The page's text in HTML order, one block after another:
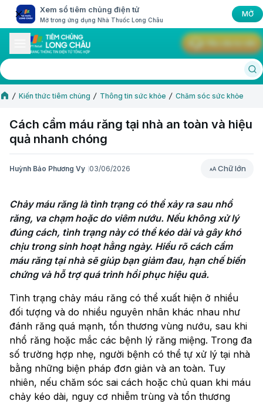
Xem sổ tiêm chủng điện tử
Mở trong ứng dụng Nhà Thuốc Long Châu
MỞ
Kiến thức tiêm chủng Thông tin sức khỏe Chăm sóc sức khỏe
Cách cầm máu răng tại nhà an toàn và hiệu
quả nhanh chóng
Huỳnh Bảo Phương Vy 03/06/2026 Chữ lớn
Chữ lớn
Chảy máu răng là tình trạng có thể xảy ra sau nhổ
răng, va chạm hoặc do viêm nướu. Nếu không xử lý
đúng cách, tình trạng này có thể kéo dài và gây khó
chịu trong sinh hoạt hằng ngày. Hiểu rõ cách cầm
máu răng tại nhà sẽ giúp bạn giảm đau, hạn chế biến
chứng và hỗ trợ quá trình hồi phục hiệu quả.
Tình trạng chảy máu răng có thể xuất hiện ở nhiều
đối tượng và do nhiều nguyên nhân khác nhau như
đánh răng quá mạnh, tổn thương vùng nướu, sau khi
nhổ răng hoặc mắc các bệnh lý răng miệng. Trong đa
số trường hợp nhẹ, người bệnh có thể tự xử lý tại nhà
bằng những biện pháp đơn giản và an toàn. Tuy
nhiên, nếu chăm sóc sai cách hoặc chủ quan khi máu
chảy kéo dài, nguy cơ nhiễm trùng và tổn thương